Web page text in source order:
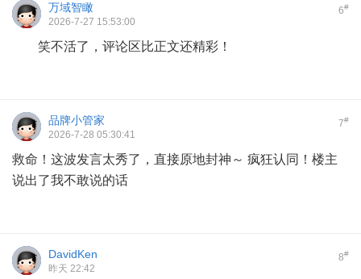
6#
万域智瞰
2026-7-27 15:53:00
笑不活了，评论区比正文还精彩！
7#
品牌小管家
2026-7-28 05:30:41
救命！这波发言太秀了，直接原地封神～ 疯狂认同！楼主
说出了我不敢说的话
8#
DavidKen
昨天 22:42